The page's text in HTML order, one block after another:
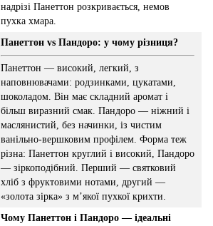
надрізі Панеттон розкривається, немов
пухка хмара.
Панеттон vs Пандоро: у чому різниця?
Панеттон — високий, легкий, з
наповнювачами: родзинками, цукатами,
шоколадом. Він має складний аромат і
більш виразний смак. Пандоро — ніжний і
маслянистий, без начинки, із чистим
ванільно-вершковим профілем. Форма теж
різна: Панеттон круглий і високий, Пандоро
— зіркоподібний. Перший — святковий
хліб з фруктовими нотами, другий —
«золота зірка» з м’якої пухкої крихти.
Чому Панеттон і Пандоро — ідеальні